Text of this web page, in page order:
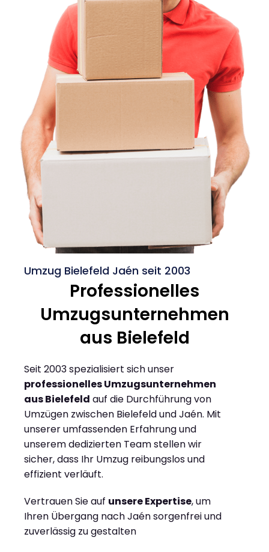
Umzug Bielefeld Jaén seit 2003
Professionelles
Umzugsunternehmen
aus Bielefeld
Seit 2003 spezialisiert sich unser
professionelles Umzugsunternehmen
aus Bielefeld auf die Durchführung von
Umzügen zwischen Bielefeld und Jaén. Mit
unserer umfassenden Erfahrung und
unserem dedizierten Team stellen wir
sicher, dass Ihr Umzug reibungslos und
effizient verläuft.
Vertrauen Sie auf unsere Expertise, um
Ihren Übergang nach Jaén sorgenfrei und
zuverlässig zu gestalten